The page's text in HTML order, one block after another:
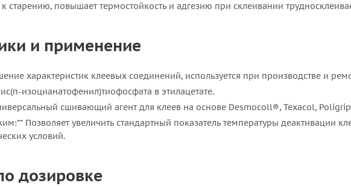
к старению, повышает термостойкость и адгезию при склеивании
и применение
характеристик клеевых соединений, используется при производстве и
изоцианатофенил)тиофосфата в этилацетате.
сшивающий агент для клеев на основе Desmocoll®, Texacol,
Позволяет увеличить стандартный показатель температуры деактивации
условий.
дозировке